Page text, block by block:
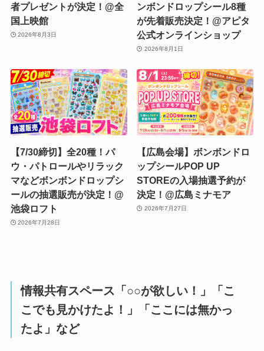
者プレゼントが決定！@全
国上映館
2026年8月3日
ンボンドロップシール8種
が先着販売決定！@アピタ
公式オンラインショップ
2026年8月1日
【7/30締切】全20種！パ
ウ・パトロールやリラック
マなどボンボンドロップシ
ールの抽選販売が決定！@
池袋ロフト
2026年7月28日
【広島会場】ボンボンドロ
ップシールPOP UP
STOREの入場抽選予約が
決定！@広島ミナモア
2026年7月27日
情報共有スペース「○○が欲しい！」「こ
こでも見かけたよ！」「ここには無かっ
たよ」など